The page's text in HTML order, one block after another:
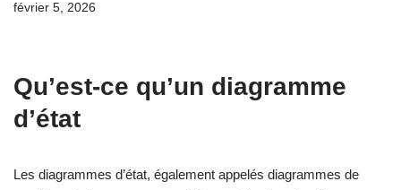
février 5, 2026
Qu’est-ce qu’un diagramme
d’état
Les diagrammes d’état, également appelés diagrammes de